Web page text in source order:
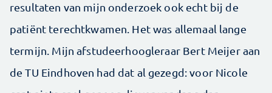
resultaten van mijn onder­zoek ook echt bij de
patiënt terechtkwamen. Het was allemaal lange
termijn. Mijn afstudeerhoogleraar Bert Meijer aan
de TU Eindhoven had dat al gezegd: voor Nicole